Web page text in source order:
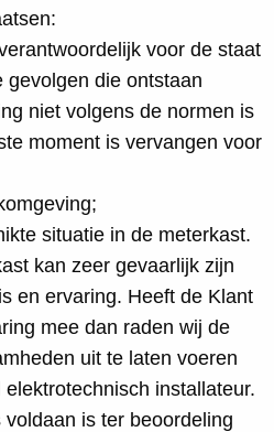
voor de staat
gevolgen die ontstaan
niet volgens de normen is
moment is vervangen voor
situatie in de meterkast.
kan zeer gevaarlijk zijn
en ervaring. Heeft de Klant
mee dan raden wij de
uit te laten voeren
installateur.
is ter beoordeling